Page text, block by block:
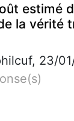
estimé
la vérité
23/